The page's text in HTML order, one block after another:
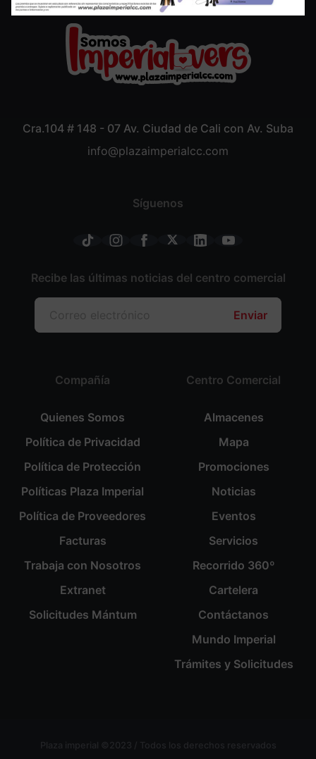
Cra.104 # 148 - 07 Av. Ciudad de Cali con Av. Suba
info@plazaimperialcc.com
Compañía
Quienes Somos
Política de Privacidad
Política de Protección
Políticas Plaza Imperial
Política de Proveedores
Facturas
Trabaja con Nosotros
Extranet
Solicitudes Mántum
Centro Comercial
Almacenes
Mapa
Promociones
Noticias
Eventos
Servicios
Recorrido 360º
Cartelera
Contáctanos
Mundo Imperial
Trámites y Solicitudes
Síguenos
Recibe las últimas noticias del centro comercial
Enviar
Plaza imperial ©2023 / Todos los derechos reservados